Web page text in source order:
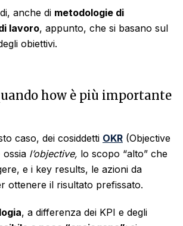
anche di metodologie di
lavoro, appunto, che si basano sul
obiettivi.
how è più importante
caso, dei cosiddetti OKR (Objective
ossia l’objective, lo scopo “alto” che
e i key results, le azioni da
ottenere il risultato prefissato.
, a differenza dei KPI e degli